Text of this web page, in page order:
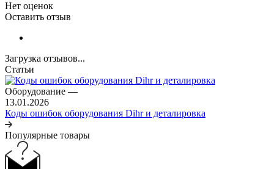
Нет оценок
Оставить отзыв
Загрузка отзывов...
Статьи
Оборудование —
13.01.2026
Коды ошибок оборудования Dihr и деталировка
Популярные товары